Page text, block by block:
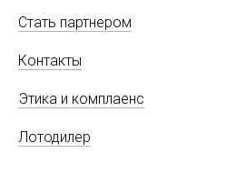
Стать партнером
Контакты
Этика и комплаенс
Лотодилер